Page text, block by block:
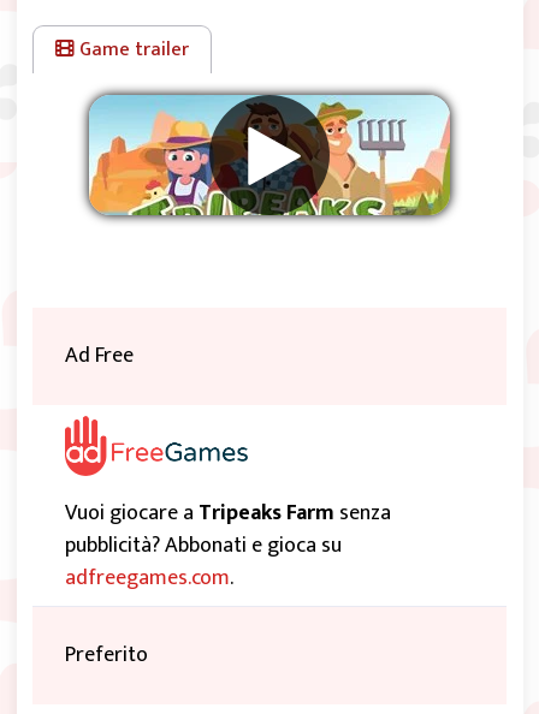
Game trailer
Ad Free
Vuoi giocare a Tripeaks Farm senza
pubblicità? Abbonati e gioca su
adfreegames.com.
Preferito